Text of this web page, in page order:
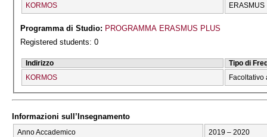
KORMOS
ERASMUS
Programma di Studio: PROGRAMMA ERASMUS PLUS
Registered students: 0
Indirizzo
Tipo di
KORMOS
Facoltativo
Informazioni sull’Insegnamento
Anno Accademico 2019 – 2020